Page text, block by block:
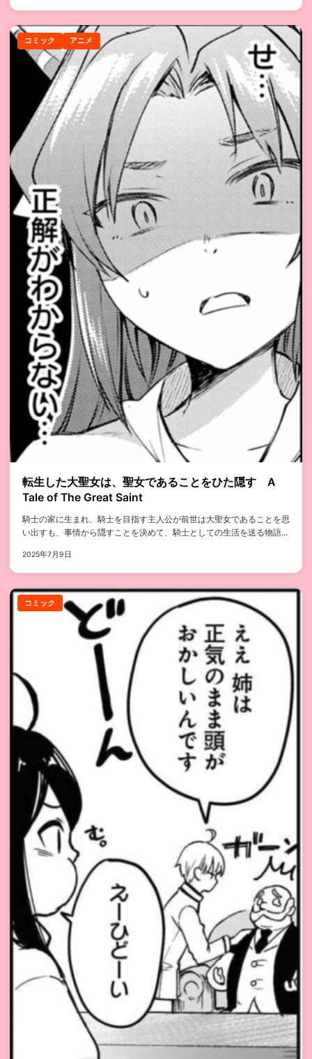
コミック アニメ
転生した大聖女は、聖女であることをひた隠す A
Tale of The Great Saint
騎士の家に生まれ、騎士を目指す主人公が前世は大聖女であることを思
い出すも、事情から隠すことを決めて、騎士としての生活を送る物語...
2025年7月9日
コミック